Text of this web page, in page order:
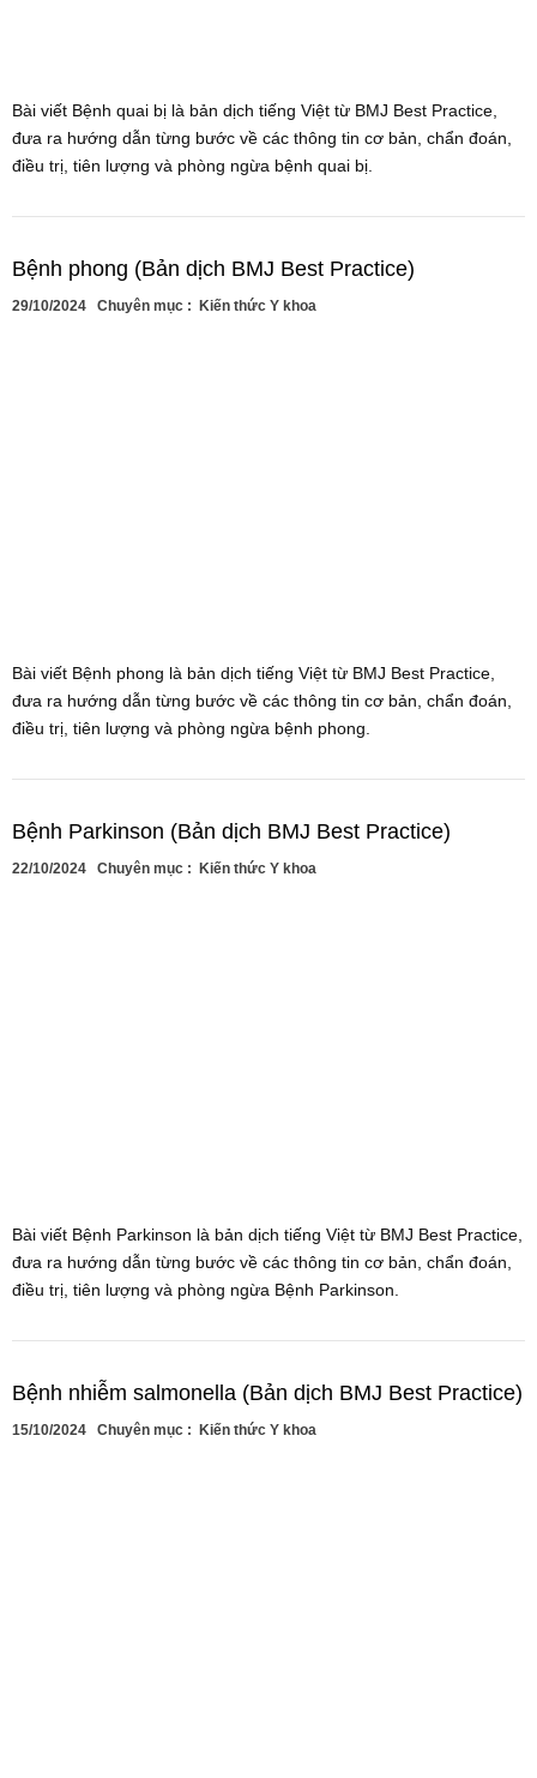
Bài viết Bệnh quai bị là bản dịch tiếng Việt từ BMJ Best Practice,
đưa ra hướng dẫn từng bước về các thông tin cơ bản, chẩn đoán,
điều trị, tiên lượng và phòng ngừa bệnh quai bị.
Bệnh phong (Bản dịch BMJ Best Practice)
29/10/2024 Chuyên mục : Kiến thức Y khoa
Bài viết Bệnh phong là bản dịch tiếng Việt từ BMJ Best Practice,
đưa ra hướng dẫn từng bước về các thông tin cơ bản, chẩn đoán,
điều trị, tiên lượng và phòng ngừa bệnh phong.
Bệnh Parkinson (Bản dịch BMJ Best Practice)
22/10/2024 Chuyên mục : Kiến thức Y khoa
Bài viết Bệnh Parkinson là bản dịch tiếng Việt từ BMJ Best Practice,
đưa ra hướng dẫn từng bước về các thông tin cơ bản, chẩn đoán,
điều trị, tiên lượng và phòng ngừa Bệnh Parkinson.
Bệnh nhiễm salmonella (Bản dịch BMJ Best Practice)
15/10/2024 Chuyên mục : Kiến thức Y khoa